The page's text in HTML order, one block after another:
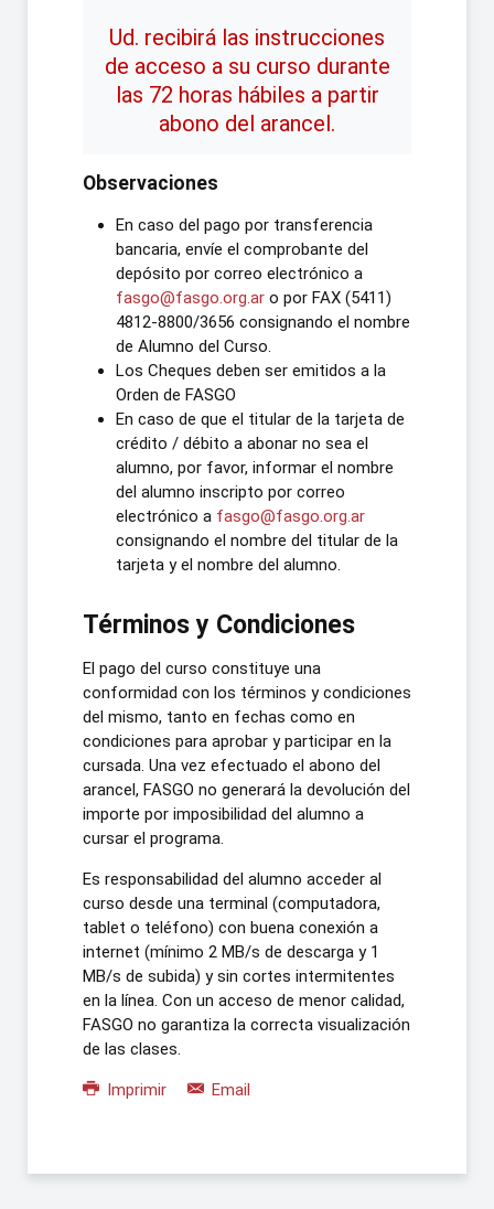
Ud. recibirá las instrucciones
de acceso a su curso durante
las 72 horas hábiles a partir
abono del arancel.
Observaciones
En caso del pago por transferencia
bancaria, envíe el comprobante del
depósito por correo electrónico a
fasgo@fasgo.org.ar o por FAX (5411)
4812-8800/3656 consignando el nombre
de Alumno del Curso.
Los Cheques deben ser emitidos a la
Orden de FASGO
En caso de que el titular de la tarjeta de
crédito / débito a abonar no sea el
alumno, por favor, informar el nombre
del alumno inscripto por correo
electrónico a fasgo@fasgo.org.ar
consignando el nombre del titular de la
tarjeta y el nombre del alumno.
Términos y Condiciones
El pago del curso constituye una
conformidad con los términos y condiciones
del mismo, tanto en fechas como en
condiciones para aprobar y participar en la
cursada. Una vez efectuado el abono del
arancel, FASGO no generará la devolución del
importe por imposibilidad del alumno a
cursar el programa.
Es responsabilidad del alumno acceder al
curso desde una terminal (computadora,
tablet o teléfono) con buena conexión a
internet (mínimo 2 MB/s de descarga y 1
MB/s de subida) y sin cortes intermitentes
en la línea. Con un acceso de menor calidad,
FASGO no garantiza la correcta visualización
de las clases.
Imprimir Email